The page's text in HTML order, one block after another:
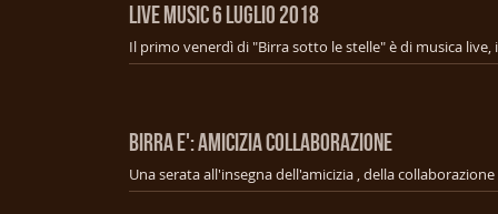
LIVE MUSIC 6 Luglio 2018
BIRRA E': AMICIZIA COLLABORAZIONE